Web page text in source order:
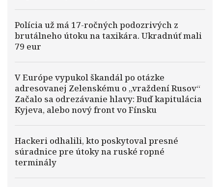
Polícia už má 17-ročných podozrivých z
brutálneho útoku na taxikára. Ukradnúť mali
79 eur
V Európe vypukol škandál po otázke
adresovanej Zelenskému o „vraždení Rusov“
Začalo sa odrezávanie hlavy: Buď kapitulácia
Kyjeva, alebo nový front vo Fínsku
Hackeri odhalili, kto poskytoval presné
súradnice pre útoky na ruské ropné
terminály